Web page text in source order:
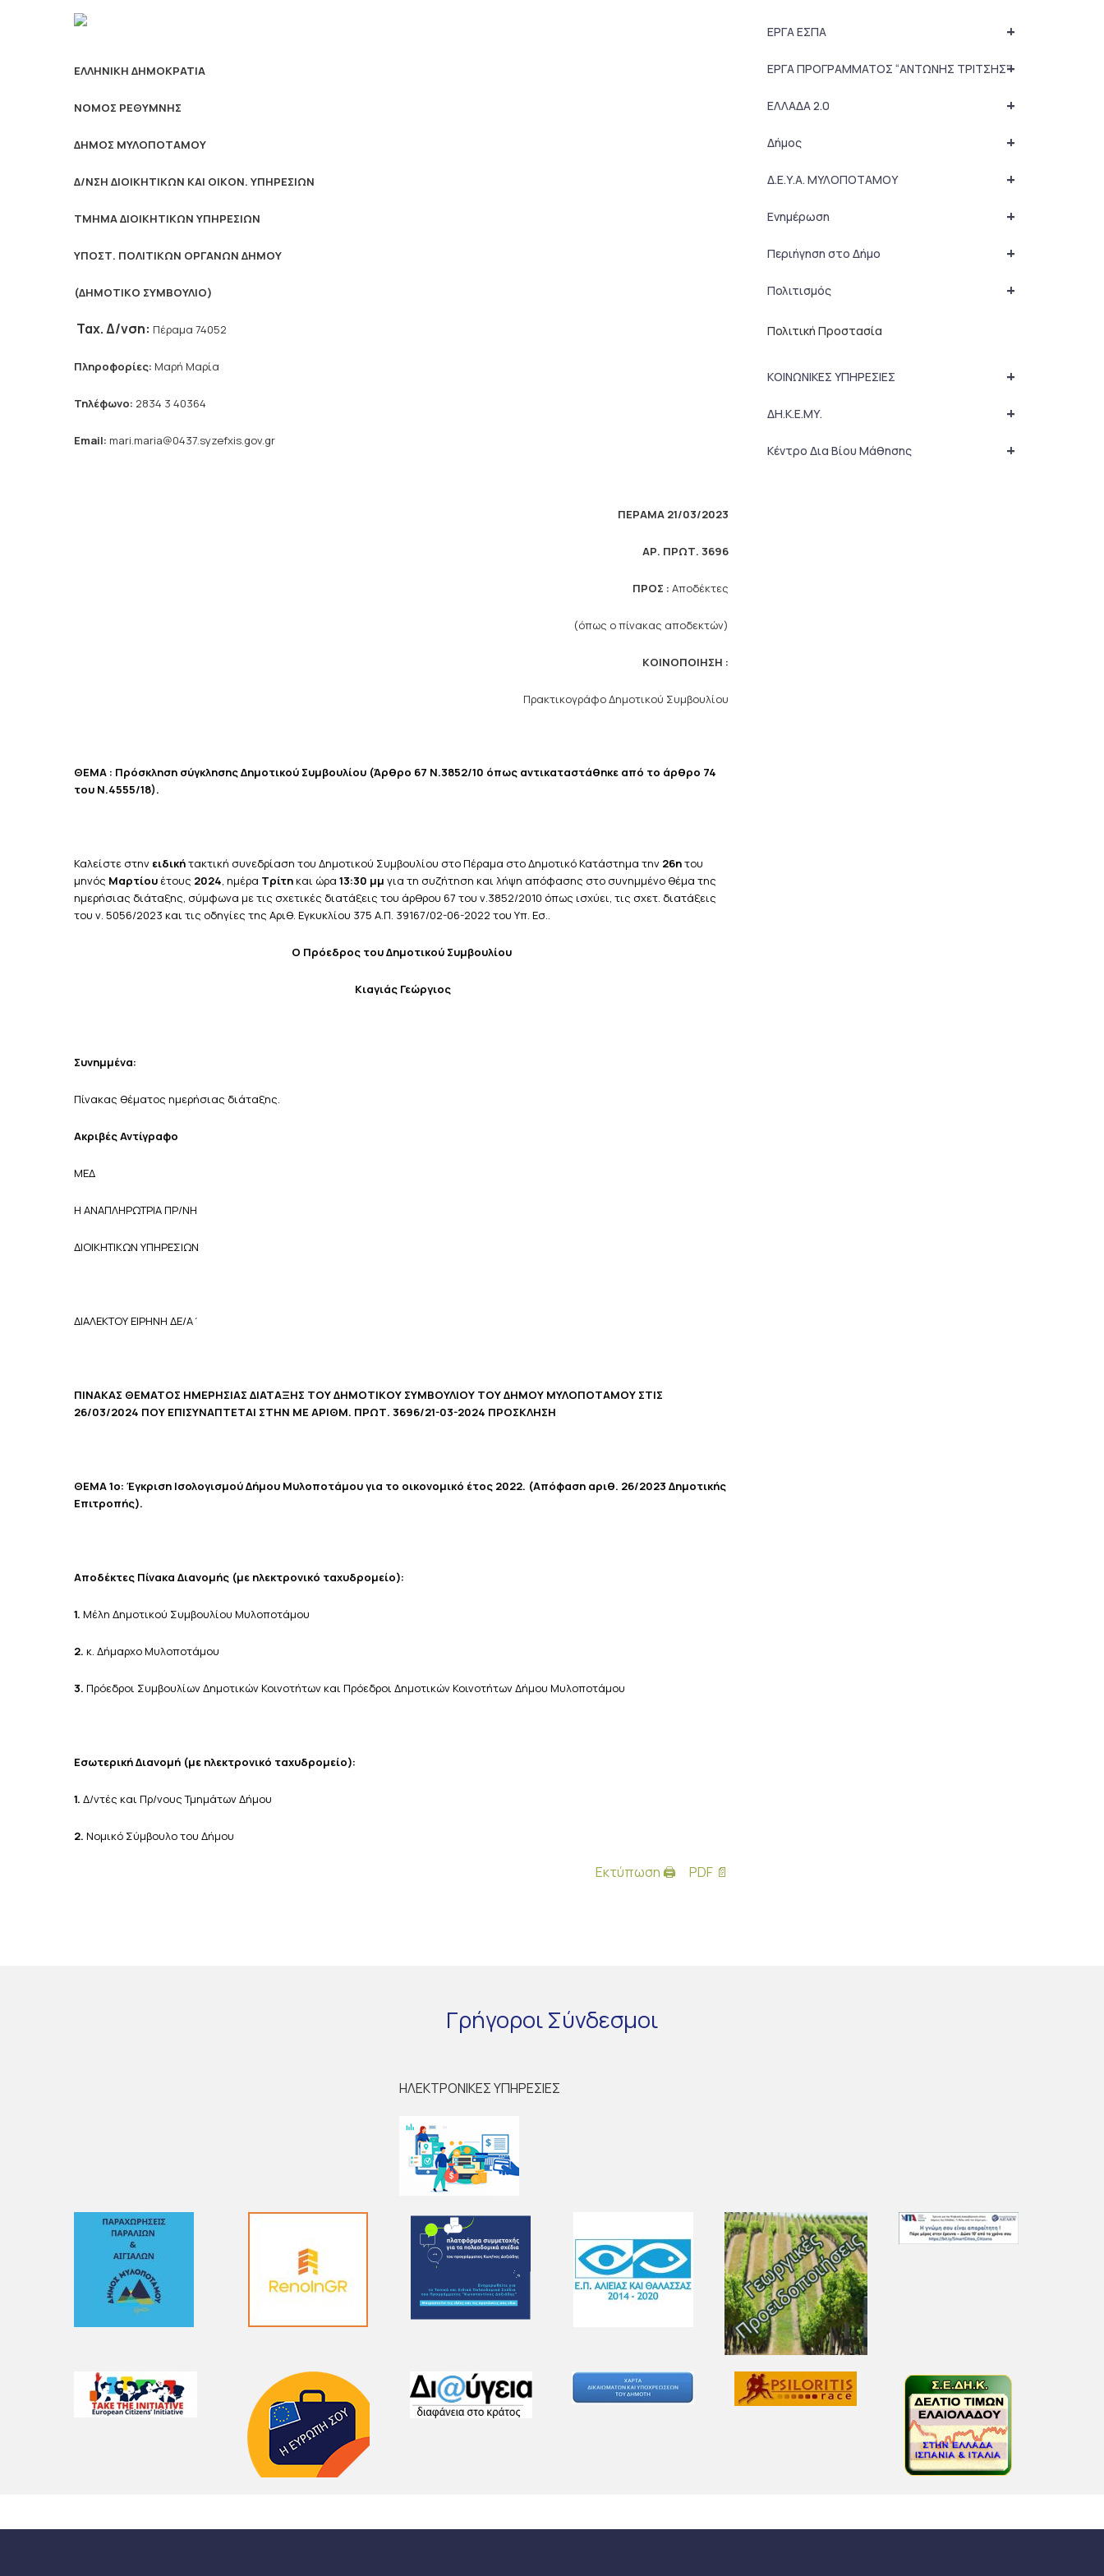
ΕΛΛΗΝΙΚΗ ΔΗΜΟΚΡΑΤΙΑ
NOMOΣ ΡΕΘΥΜΝΗΣ
ΔΗΜΟΣ ΜΥΛΟΠΟΤΑΜΟΥ
Δ/ΝΣΗ ΔΙΟΙΚΗΤΙΚΩΝ ΚΑΙ ΟΙΚΟΝ. ΥΠΗΡΕΣΙΩΝ
ΤΜΗΜΑ ΔΙΟΙΚΗΤΙΚΩΝ ΥΠΗΡΕΣΙΩΝ
ΥΠΟΣΤ. ΠΟΛΙΤΙΚΩΝ ΟΡΓΑΝΩΝ ΔΗΜΟΥ
(ΔΗΜΟΤΙΚΟ ΣΥΜΒΟΥΛΙΟ)
Ταχ. Δ/νση: Πέραμα 74052
Πληροφορίες: Μαρή Μαρία
Τηλέφωνο: 2834 3 40364
Email: mari.maria@0437.syzefxis.gov.gr
ΠΕΡΑΜΑ 21/03/2023
ΑΡ. ΠΡΩΤ. 3696
ΠΡΟΣ :Αποδέκτες
(όπως ο πίνακας αποδεκτών)
ΚΟΙΝΟΠΟΙΗΣΗ :
Πρακτικογράφο Δημοτικού Συμβουλίου
ΘΕΜΑ : Πρόσκληση σύγκλησης Δημοτικού Συμβουλίου (Άρθρο 67 Ν.3852/10 όπως αντικαταστάθηκε από το άρθρο 74
του Ν.4555/18).
Καλείστε στην ειδικήτακτική συνεδρίαση του Δημοτικού Συμβουλίου στο Πέραμα στο Δημοτικό Κατάστημα την 26ητου
μηνός Μαρτίου έτους 2024, ημέρα Τρίτηκαι ώρα 13:30 μμ για τη συζήτηση και λήψη απόφασης στο συνημμένο θέμα της
ημερήσιας διάταξης, σύμφωνα με τις σχετικές διατάξεις του άρθρου 67 του ν.3852/2010 όπως ισχύει, τις σχετ. διατάξεις
του ν. 5056/2023 και τις οδηγίες της Αριθ. Εγκυκλίου 375 Α.Π. 39167/02-06-2022 του Υπ. Εσ..
Ο Πρόεδρος του Δημοτικού Συμβουλίου
Κιαγιάς Γεώργιος
Συνημμένα:
Πίνακας θέματος ημερήσιας διάταξης.
Ακριβές Αντίγραφο
ΜΕΔ
Η ΑΝΑΠΛΗΡΩΤΡΙΑ ΠΡ/ΝΗ
ΔΙΟΙΚΗΤΙΚΩΝ ΥΠΗΡΕΣΙΩΝ
ΔΙΑΛΕΚΤΟΥ ΕΙΡΗΝΗ ΔΕ/Α΄
ΠΙΝΑΚΑΣ ΘΕΜΑΤΟΣ ΗΜΕΡΗΣΙΑΣ ΔΙΑΤΑΞΗΣ ΤΟΥ ΔΗΜΟΤΙΚΟΥ ΣΥΜΒΟΥΛΙΟΥ ΤΟΥ ΔΗΜΟΥ ΜΥΛΟΠΟΤΑΜΟΥ ΣΤΙΣ
26/03/2024 ΠΟΥ ΕΠΙΣΥΝΑΠΤΕΤΑΙ ΣΤΗΝ ΜΕ ΑΡΙΘΜ. ΠΡΩΤ. 3696/21-03-2024 ΠΡΟΣΚΛΗΣΗ
ΘΕΜΑ 1ο: Έγκριση Ισολογισμού Δήμου Μυλοποτάμου για το οικονομικό έτος 2022. (Απόφαση αριθ. 26/2023 Δημοτικής
Επιτροπής).
Αποδέκτες Πίνακα Διανομής (με ηλεκτρονικό ταχυδρομείο):
1. Μέλη Δημοτικού Συμβουλίου Μυλοποτάμου
2. κ. Δήμαρχο Μυλοποτάμου
3. Πρόεδροι Συμβουλίων Δημοτικών Κοινοτήτων και Πρόεδροι Δημοτικών Κοινοτήτων Δήμου Μυλοποτάμου
Εσωτερική Διανομή (με ηλεκτρονικό ταχυδρομείο):
1. Δ/ντές και Πρ/νους Τμημάτων Δήμου
2. Νομικό Σύμβουλο του Δήμου
Εκτύπωση 🖨 PDF 📄
+
ΕΡΓΑ ΕΣΠΑ
+
ΕΡΓΑ ΠΡΟΓΡΑΜΜΑΤΟΣ “ΑΝΤΩΝΗΣ ΤΡΙΤΣΗΣ”
+
ΕΛΛΑΔΑ 2.0
+
Δήμος
+
Δ.Ε.Υ.Α. ΜΥΛΟΠΟΤΑΜΟΥ
+
Ενημέρωση
+
Περιήγηση στο Δήμο
+
Πολιτισμός
Πολιτική Προστασία
+
ΚΟΙΝΩΝΙΚΕΣ ΥΠΗΡΕΣΙΕΣ
+
ΔΗ.Κ.Ε.ΜΥ.
+
Κέντρο Δια Βίου Μάθησης
ΓρήγοροιΣύνδεσμοι
ΗΛΕΚΤΡΟΝΙΚΕΣ ΥΠΗΡΕΣΙΕΣ